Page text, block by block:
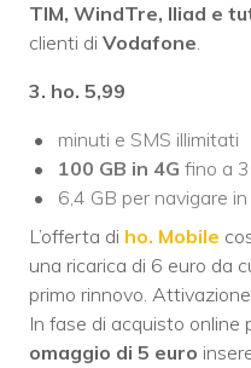
TIM, WindTre, Iliad e
clienti di Vodafone.
3. ho. 5,99
minuti e SMS illimitati
100 GB in 4G fino a
6,4 GB per navigare
L’offerta di ho. Mobile
una ricarica di 6 euro da
primo rinnovo.
In fase di acquisto online
omaggio di 5 euro